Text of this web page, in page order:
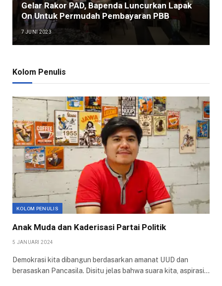
Gelar Rakor PAD, Bapenda Luncurkan Lapak
On Untuk Permudah Pembayaran PBB
7 JUNI 2023
Kolom Penulis
KOLOM PENULIS
Anak Muda dan Kaderisasi Partai Politik
5 JANUARI 2024
Demokrasi kita dibangun berdasarkan amanat UUD dan
berasaskan Pancasila. Disitu jelas bahwa suara kita, aspirasi…